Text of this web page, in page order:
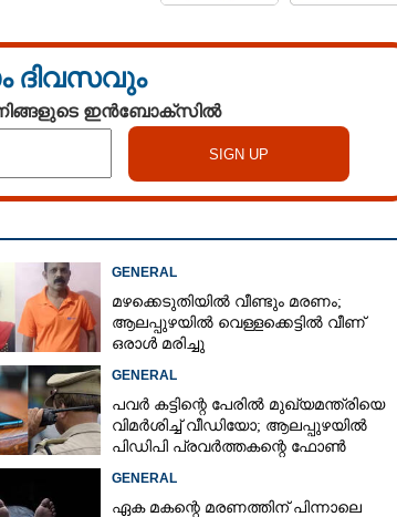
ദിവസവും
ഇൻബോക്സിൽ
GENERAL
മഴക്കെടുതിയിൽ വീണ്ടും മരണം;
ആലപ്പുഴയിൽ വെള്ളക്കെട്ടിൽ വീണ്
ഒരാൾ മരിച്ചു
GENERAL
പവർ കട്ടിന്റെ പേരിൽ മുഖ്യമന്ത്രിയെ
വിമർശിച്ച് വീഡിയോ; ആലപ്പുഴയിൽ
പിഡിപി പ്രവർത്തകന്റെ ഫോൺ
GENERAL
ഏക മകന്റെ മരണത്തിന് പിന്നാലെ
പറവൂർ -
Share this link
Copy Link